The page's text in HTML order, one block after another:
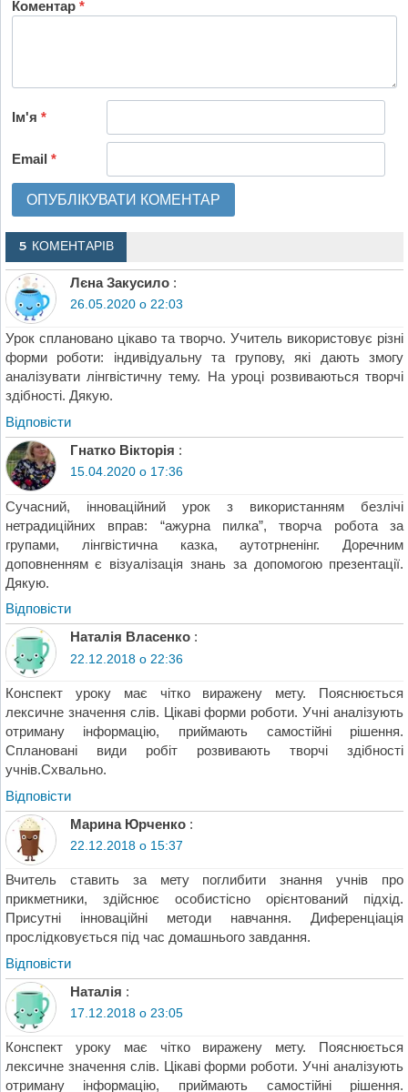
Коментар*
Ім'я*
Email*
5 КОМЕНТАРІВ
Лєна Закусило :
26.05.2020 о 22:03
Урок сплановано цікаво та творчо. Учитель використовує різні
форми роботи: індивідуальну та групову, які дають змогу
аналізувати лінгвістичну тему. На уроці розвиваються творчі
здібності. Дякую.
Відповіcти
Гнатко Вікторія :
15.04.2020 о 17:36
Сучасний, інноваційний урок з використанням безлічі
нетрадиційних вправ: “ажурна пилка”, творча робота за
групами, лінгвістична казка, аутотрненінг. Доречним
доповненням є візуалізація знань за допомогою презентації.
Дякую.
Відповіcти
Наталія Власенко :
22.12.2018 о 22:36
Конспект уроку має чітко виражену мету. Пояснюється
лексичне значення слів. Цікаві форми роботи. Учні аналізують
отриману інформацію, приймають самостійні рішення.
Сплановані види робіт розвивають творчі здібності
учнів.Схвально.
Відповіcти
Марина Юрченко :
22.12.2018 о 15:37
Вчитель ставить за мету поглибити знання учнів про
прикметники, здійснює особистісно орієнтований підхід.
Присутні інноваційні методи навчання. Диференціація
прослідковується під час домашнього завдання.
Відповіcти
Наталія :
17.12.2018 о 23:05
Конспект уроку має чітко виражену мету. Пояснюється
лексичне значення слів. Цікаві форми роботи. Учні аналізують
отриману інформацію, приймають самостійні рішення.